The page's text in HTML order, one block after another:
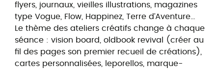
flyers, journaux, vieilles illustrations, magazines
type Vogue, Flow, Happinez, Terre d’Aventure…
Le thème des ateliers créatifs change à chaque
séance : vision board, oldbook revival (créer au
fil des pages son premier recueil de créations),
cartes personnalisées, leporellos, marque-